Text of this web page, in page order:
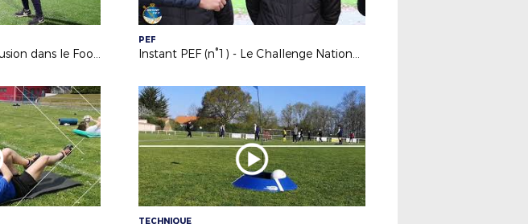
Intant PEF (n°2) - L'inclusion dans le Football au Sporting Club de Nantes
PEF
Instant PEF (n°1) - Le Challenge National PEF - immersion à la SA Guérande
TECHNIQUE